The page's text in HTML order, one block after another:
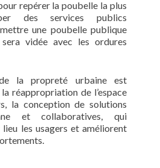
repérer la poubelle la plus
des services publics
une poubelle publique
vidée avec les ordures
la propreté urbaine est
réappropriation de l’espace
la conception de solutions
et collaboratives, qui
les usagers et améliorent